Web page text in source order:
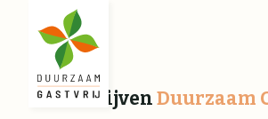
BedrijvenDuurzaam